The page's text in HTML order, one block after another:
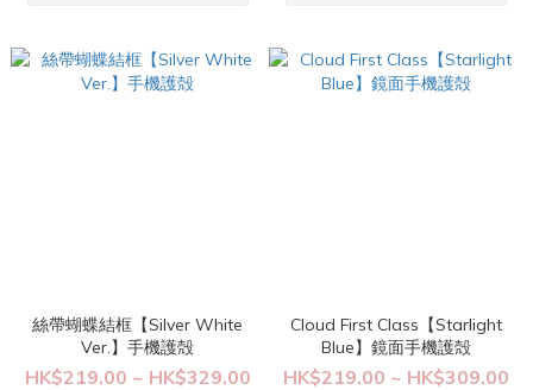
絲帶蝴蝶結框【Silver White
Ver.】手機護殻
HK$219.00 ~ HK$329.00
Cloud First Class【Starlight
Blue】鏡面手機護殻
HK$219.00 ~ HK$309.00